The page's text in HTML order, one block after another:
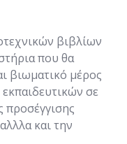
βιβλίων
που θα
βιωματικό μέρος
σε
και την